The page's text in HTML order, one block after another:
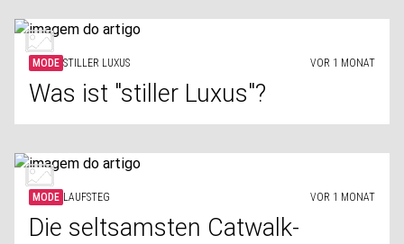
MODE STILLER LUXUS VOR 1 MONAT
Was ist "stiller Luxus"?
MODE LAUFSTEG VOR 1 MONAT
Die seltsamsten Catwalk-